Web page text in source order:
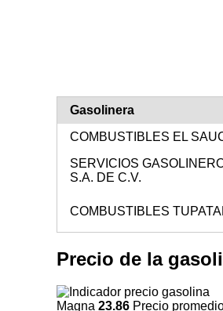
Gasolinera
COMBUSTIBLES EL
SERVICIOS
S.A. DE C.V.
COMBUSTIBLES
Precio de la
Magna 23.86 Precio